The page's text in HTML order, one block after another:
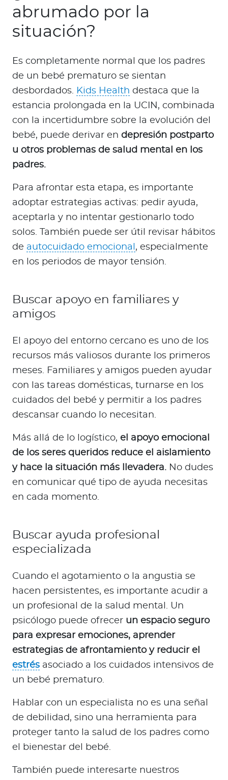
abrumado por la
situación?
Es completamente normal que los padres
de un bebé prematuro se sientan
desbordados. Kids Health destaca que la
estancia prolongada en la UCIN, combinada
con la incertidumbre sobre la evolución del
bebé, puede derivar en depresión postparto
u otros problemas de salud mental en los
padres.
Para afrontar esta etapa, es importante
adoptar estrategias activas: pedir ayuda,
aceptarla y no intentar gestionarlo todo
solos. También puede ser útil revisar hábitos
de autocuidado emocional , especialmente
en los periodos de mayor tensión.
Buscar apoyo en familiares y
amigos
El apoyo del entorno cercano es uno de los
recursos más valiosos durante los primeros
meses. Familiares y amigos pueden ayudar
con las tareas domésticas, turnarse en los
cuidados del bebé y permitir a los padres
descansar cuando lo necesitan.
Más allá de lo logístico, el apoyo emocional
de los seres queridos reduce el aislamiento
y hace la situación más llevadera. No dudes
en comunicar qué tipo de ayuda necesitas
en cada momento.
Buscar ayuda profesional
especializada
Cuando el agotamiento o la angustia se
hacen persistentes, es importante acudir a
un profesional de la salud mental. Un
psicólogo puede ofrecer un espacio seguro
para expresar emociones, aprender
estrategias de afrontamiento y reducir el
estrés asociado a los cuidados intensivos de
un bebé prematuro.
Hablar con un especialista no es una señal
de debilidad, sino una herramienta para
proteger tanto la salud de los padres como
el bienestar del bebé.
También puede interesarte nuestros